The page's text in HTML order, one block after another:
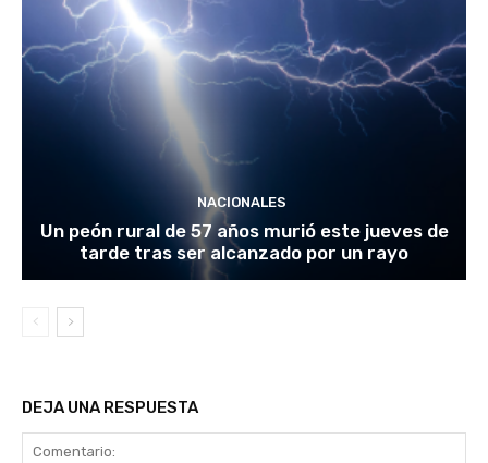
NACIONALES
Un peón rural de 57 años murió este jueves de
tarde tras ser alcanzado por un rayo
DEJA UNA RESPUESTA